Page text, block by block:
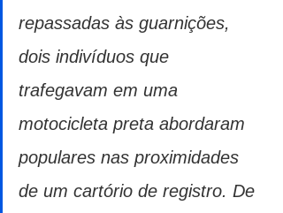
repassadas às guarnições,
dois indivíduos que
trafegavam em uma
motocicleta preta abordaram
populares nas proximidades
de um cartório de registro. De